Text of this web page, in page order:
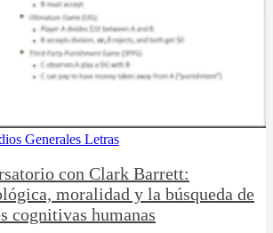
Generales Letras
con Clark Barrett:
moralidad y la búsqueda de
cognitivas humanas